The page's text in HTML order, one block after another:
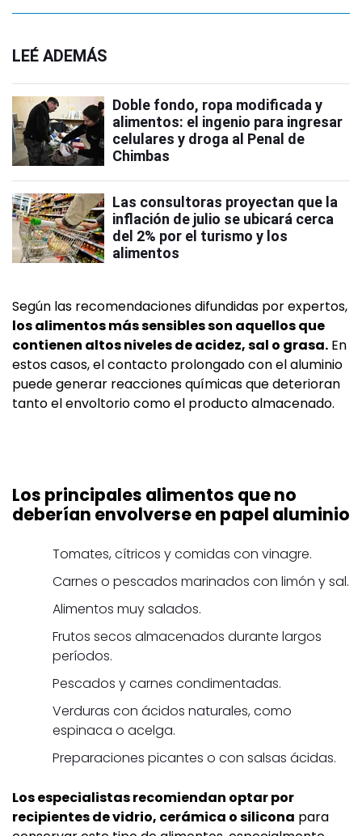
LEÉ ADEMÁS
Doble fondo, ropa modificada y
alimentos: el ingenio para ingresar
celulares y droga al Penal de
Chimbas
Las consultoras proyectan que la
inflación de julio se ubicará cerca
del 2% por el turismo y los
alimentos
Según las recomendaciones difundidas por expertos,
los alimentos más sensibles son aquellos que
contienen altos niveles de acidez, sal o grasa. En
estos casos, el contacto prolongado con el aluminio
puede generar reacciones químicas que deterioran
tanto el envoltorio como el producto almacenado.
Los principales alimentos que no
deberían envolverse en papel aluminio
Tomates, cítricos y comidas con vinagre.
Carnes o pescados marinados con limón y sal.
Alimentos muy salados.
Frutos secos almacenados durante largos
períodos.
Pescados y carnes condimentadas.
Verduras con ácidos naturales, como
espinaca o acelga.
Preparaciones picantes o con salsas ácidas.
Los especialistas recomiendan optar por
recipientes de vidrio, cerámica o silicona para